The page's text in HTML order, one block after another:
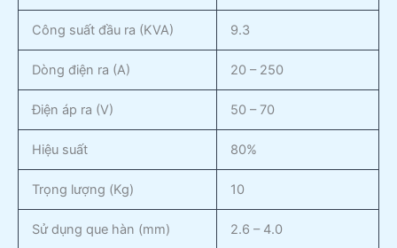
Công suất đầu ra (KVA) 9.3
Dòng điện ra (A) 20 – 250
Điện áp ra (V) 50 – 70
Hiệu suất 80%
Trọng lượng (Kg) 10
Sử dụng que hàn (mm) 2.6 – 4.0